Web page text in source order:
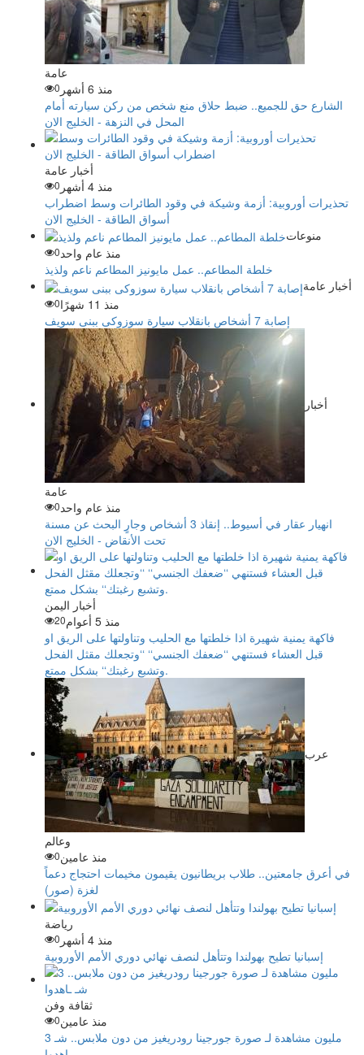
عامة
منذ 6 أشهر
0
الشارع حق للجميع.. ضبط حلاق منع شخص من ركن سيارته أمام
المحل في النزهة - الخليج الان
أخبار عامة
منذ 4 أشهر
0
تحذيرات أوروبية: أزمة وشيكة في وقود الطائرات وسط اضطراب
أسواق الطاقة - الخليج الان
منوعات
منذ عام واحد0
خلطة المطاعم.. عمل مايونيز المطاعم ناعم ولذيذ
أخبار عامة
منذ 11 شهرًا
0
إصابة 7 أشخاص بانقلاب سيارة سوزوكى ببنى سويف
أخبار
عامة
منذ عام واحد0
انهيار عقار في أسيوط.. إنقاذ 3 أشخاص وجارٍ البحث عن مسنة
تحت الأنقاض - الخليج الان
أخبار اليمن
منذ 5 أعوام
20
فاكهة يمنية شهيرة اذا خلطتها مع الحليب وتناولتها على الريق او
قبل العشاء فستنهي ‘‘ضعفك الجنسي‘‘ ‘‘وتجعلك مقثل الفحل
وتشبع رغبتك‘‘ بشكل ممتع.
عرب
وعالم
منذ عامين0
في أعرق جامعتين.. طلاب بريطانيون يقيمون مخيمات احتجاج دعماً
لغزة (صور)
رياضة
منذ 4 أشهر
0
إسبانيا تطيح بهولندا وتتأهل لنصف نهائي دوري الأمم الأوروبية
ثقافة وفن
منذ عامين0
3 مليون مشاهدة لـ صورة جورجينا رودريغيز من دون ملابس.. شـ